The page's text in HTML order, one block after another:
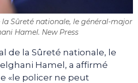
Sûreté nationale, le général-major
Hamel. New Press
de la Sûreté nationale, le
Hamel, a affirmé
«le policer ne peut